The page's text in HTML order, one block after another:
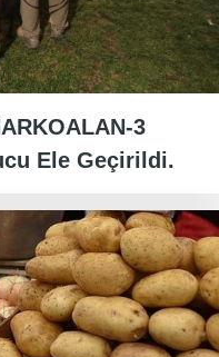
3
Ele Geçirildi.